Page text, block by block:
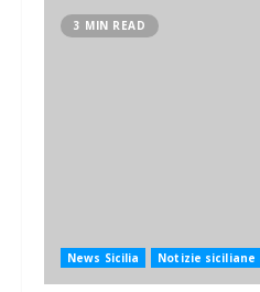
3 MIN READ
News Sicilia Notizie siciliane